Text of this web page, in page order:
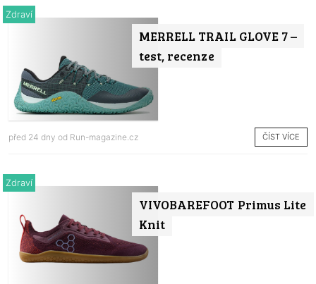
MERRELL TRAIL GLOVE 7 –
test, recenze
Zdraví
před 24 dny od Run-magazine.cz ČÍST VÍCE
VIVOBAREFOOT Primus Lite
Knit
Zdraví